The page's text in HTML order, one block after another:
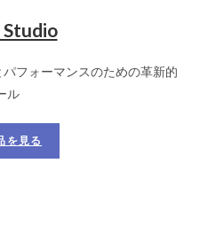
フォーマンスのための革新的
ル
を見る